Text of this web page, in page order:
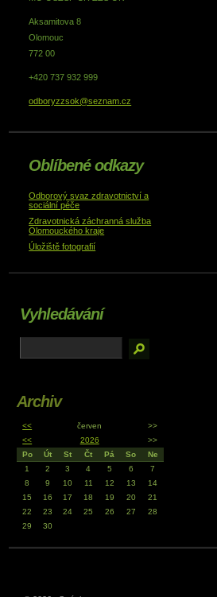
Aksamitova 8
Olomouc
772 00
+420 737 932 999
odboryzzsok@seznam.cz
Oblíbené odkazy
Odborový svaz zdravotnictví a
sociální péče
Zdravotnická záchranná služba
Olomouckého kraje
Úložiště fotografií
Vyhledávání
Archiv
<< červen
>>
<<
2026
>>
Po
Út St Čt Pá So
Ne
1
2 3 4 5 6
7
8
9 10 11 12 13
14
15
16 17 18 19 20
21
22
23 24 25 26 27
28
29
30